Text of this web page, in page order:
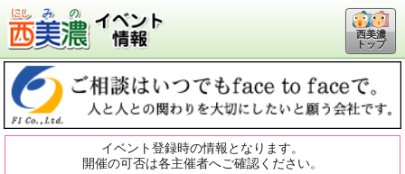
西美濃
トップ
イベント登録時の情報となります。
開催の可否は各主催者へご確認ください。